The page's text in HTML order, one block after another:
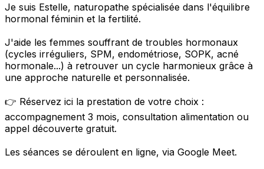
Je suis Estelle, naturopathe spécialisée dans l'équilibre
hormonal féminin et la fertilité.
J'aide les femmes souffrant de troubles hormonaux
(cycles irréguliers, SPM, endométriose, SOPK, acné
hormonale...) à retrouver un cycle harmonieux grâce à
une approche naturelle et personnalisée.
👉 Réservez ici la prestation de votre choix :
accompagnement 3 mois, consultation alimentation ou
appel découverte gratuit.
Les séances se déroulent en ligne, via Google Meet.